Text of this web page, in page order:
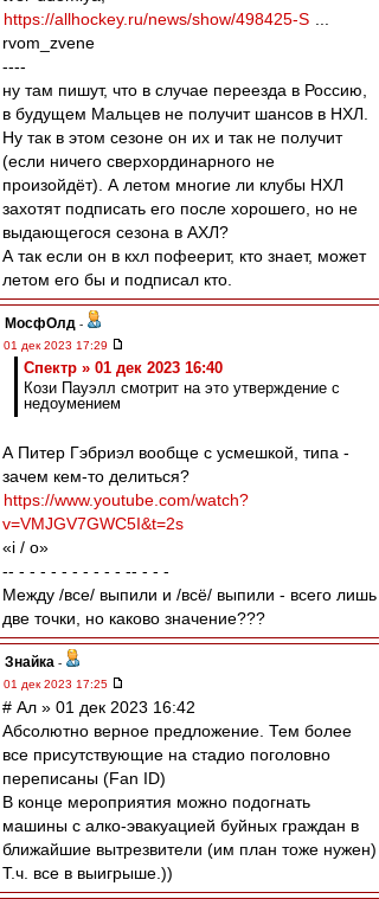
https://allhockey.ru/news/show/498425-S
rvom_zvene
----
ну там пишут, что в случае переезда в Россию,
в будущем Мальцев не получит шансов в НХЛ.
Ну так в этом сезоне он их и так не получит
(если ничего сверхординарного не
произойдёт). А летом многие ли клубы НХЛ
захотят подписать его после хорошего, но не
выдающегося сезона в АХЛ?
А так если он в кхл пофеерит, кто знает, может
летом его бы и подписал кто.
МосфОлд -
01 дек 2023 17:29
Спектр » 01 дек 2023 16:40
Кози Пауэлл смотрит на это утверждение с
недоумением
А Питер Гэбриэл вообще с усмешкой, типа -
зачем кем-то делиться?
https://www.youtube.com/watch?
v=VMJGV7GWC5I&t=2s
«i / o»
-- - - - - - - - - - - -- - - -
Между /все/ выпили и /всё/ выпили - всего лишь
две точки, но каково значение???
Знайка -
01 дек 2023 17:25
# Ал » 01 дек 2023 16:42
Абсолютно верное предложение. Тем более
все присутствующие на стадио поголовно
переписаны (Fan ID)
В конце мероприятия можно подогнать
машины с алко-эвакуацией буйных граждан в
ближайшие вытрезвители (им план тоже нужен)
Т.ч. все в выигрыше.))